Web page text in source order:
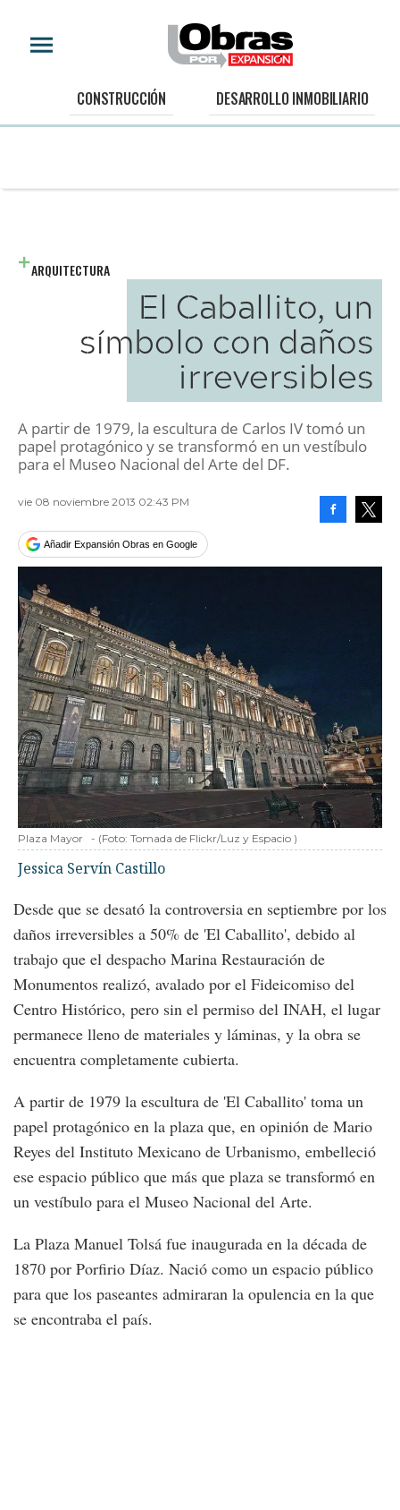
CONSTRUCCIÓN DESARROLLO INMOBILIARIO
ARQUITECTURA
El Caballito, un
símbolo con daños
irreversibles
A partir de 1979, la escultura de Carlos IV tomó un
papel protagónico y se transformó en un vestíbulo
para el Museo Nacional del Arte del DF.
vie 08 noviembre 2013 02:43 PM
Añadir Expansión Obras en Google
Plaza Mayor - (Foto: Tomada de Flickr/Luz y Espacio )
Jessica Servín Castillo
Desde que se desató la controversia en septiembre por los
daños irreversibles a 50% de 'El Caballito', debido al
trabajo que el despacho Marina Restauración de
Monumentos realizó, avalado por el Fideicomiso del
Centro Histórico, pero sin el permiso del INAH, el lugar
permanece lleno de materiales y láminas, y la obra se
encuentra completamente cubierta.
A partir de 1979 la escultura de 'El Caballito' toma un
papel protagónico en la plaza que, en opinión de Mario
Reyes del Instituto Mexicano de Urbanismo, embelleció
ese espacio público que más que plaza se transformó en
un vestíbulo para el Museo Nacional del Arte.
La Plaza Manuel Tolsá fue inaugurada en la década de
1870 por Porfirio Díaz. Nació como un espacio público
para que los paseantes admiraran la opulencia en la que
se encontraba el país.